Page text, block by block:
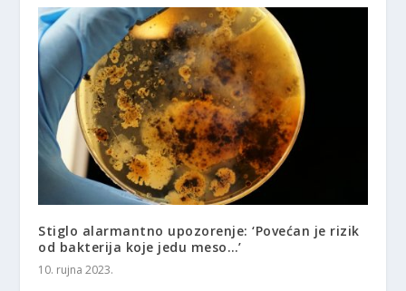
Stiglo alarmantno upozorenje: ‘Povećan je rizik
od bakterija koje jedu meso…’
10. rujna 2023.